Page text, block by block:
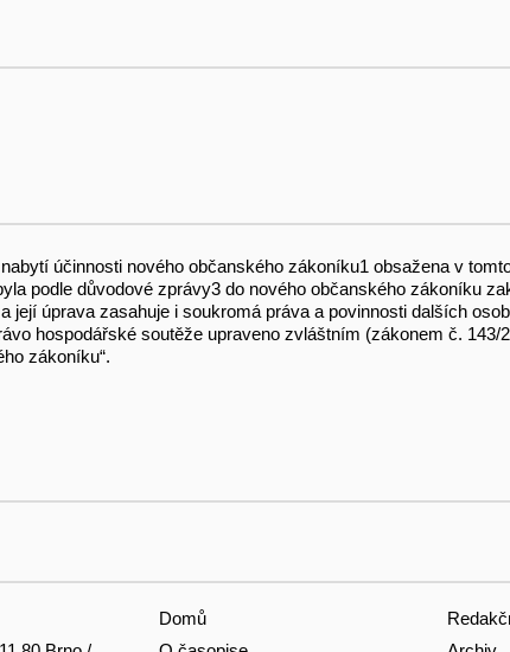
účinnosti nového občanského zákoníku1 obsažena v
podle důvodové zprávy3 do nového občanského zákoníku
její úprava zasahuje i soukromá práva a povinnosti dalších
hospodářské soutěže upraveno zvláštním (zákonem č. 143/
zákoníku“.
Domů